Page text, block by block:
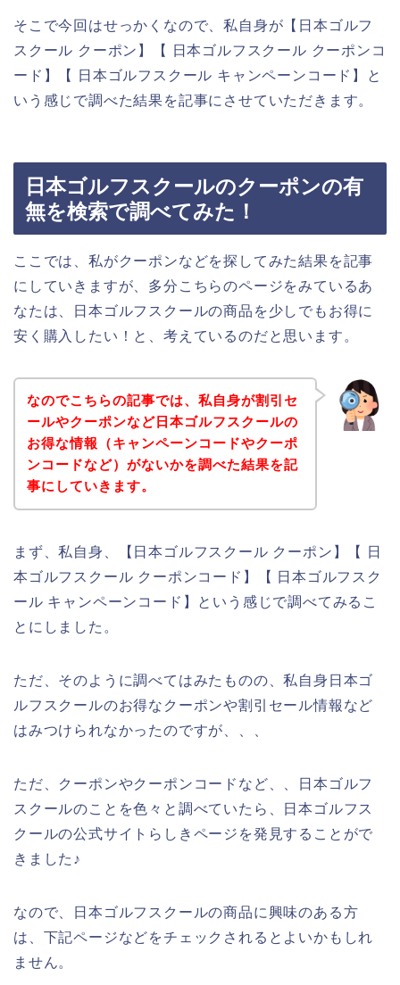
そこで今回はせっかくなので、私自身が【日本ゴルフ
スクール クーポン】【 日本ゴルフスクール クーポンコ
ード】【 日本ゴルフスクール キャンペーンコード】と
いう感じで調べた結果を記事にさせていただきます。
日本ゴルフスクールのクーポンの有
無を検索で調べてみた！
ここでは、私がクーポンなどを探してみた結果を記事
にしていきますが、多分こちらのページをみているあ
なたは、日本ゴルフスクールの商品を少しでもお得に
安く購入したい！と、考えているのだと思います。
なのでこちらの記事では、私自身が割引セ
ールやクーポンなど日本ゴルフスクールの
お得な情報（キャンペーンコードやクーポ
ンコードなど）がないかを調べた結果を記
事にしていきます。
まず、私自身、【日本ゴルフスクール クーポン】【 日
本ゴルフスクール クーポンコード】【 日本ゴルフスク
ール キャンペーンコード】という感じで調べてみるこ
とにしました。
ただ、そのように調べてはみたものの、私自身日本ゴ
ルフスクールのお得なクーポンや割引セール情報など
はみつけられなかったのですが、、、
ただ、クーポンやクーポンコードなど、、日本ゴルフ
スクールのことを色々と調べていたら、日本ゴルフス
クールの公式サイトらしきページを発見することがで
きました♪
なので、日本ゴルフスクールの商品に興味のある方
は、下記ページなどをチェックされるとよいかもしれ
ません。